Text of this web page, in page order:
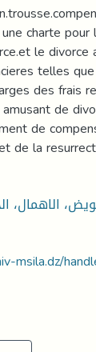
charte
le
telles
des frais
de
de
de la
msila.dz/